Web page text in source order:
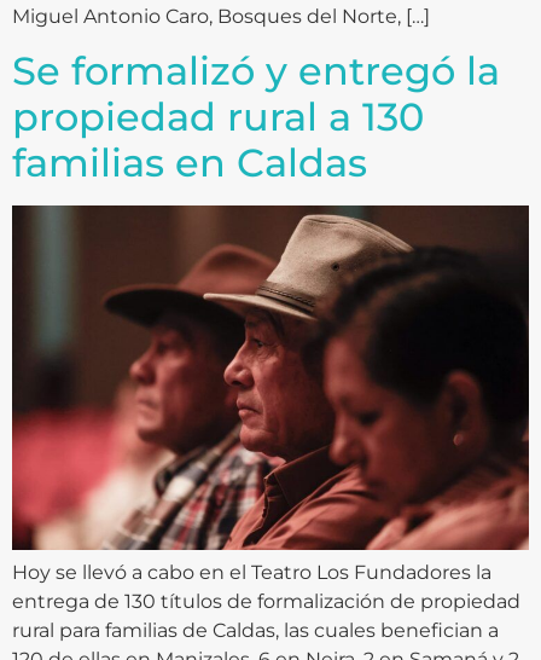
Miguel Antonio Caro, Bosques del Norte, […]
Se formalizó y entregó la
propiedad rural a 130
familias en Caldas
Hoy se llevó a cabo en el Teatro Los Fundadores la
entrega de 130 títulos de formalización de propiedad
rural para familias de Caldas, las cuales benefician a